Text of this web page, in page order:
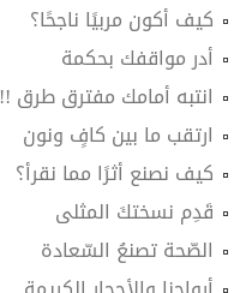
كيف أكون مربيًا ناجحًا؟
أدر مواقفك بحكمة
انتبه أمامك مفترق طرق !!
ارتقب ما بين كافٍ ونون
كيف نصنع أثرًا مما نقرأ؟
قَدِم نسختكَ المثلى
الصّحة تصنعُ السّعادة